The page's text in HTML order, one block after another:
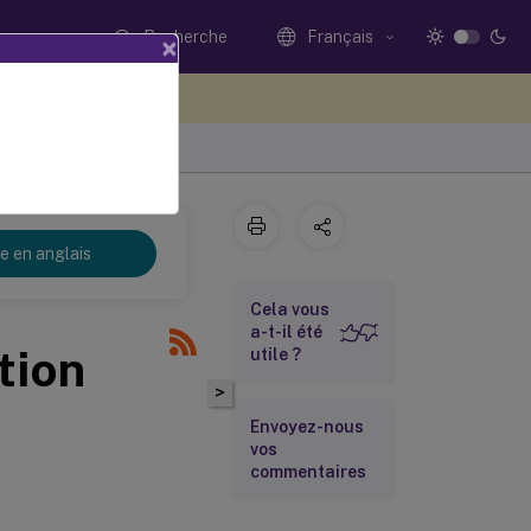
Recherche Français
en anglais
>
Cela vous
a-t-il été
utile ?
Envoyez-nous
vos
commentaires
×